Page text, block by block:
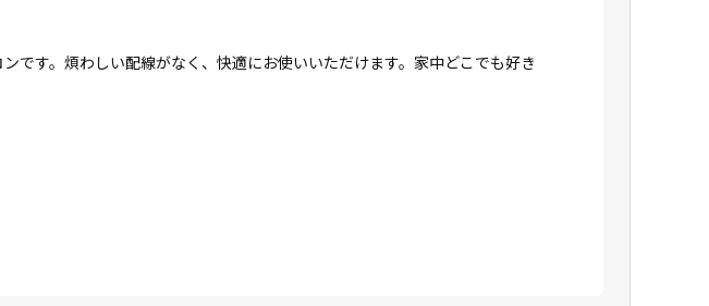
です。煩わしい配線がなく、快適にお使いいただけます。家中どこでも好き